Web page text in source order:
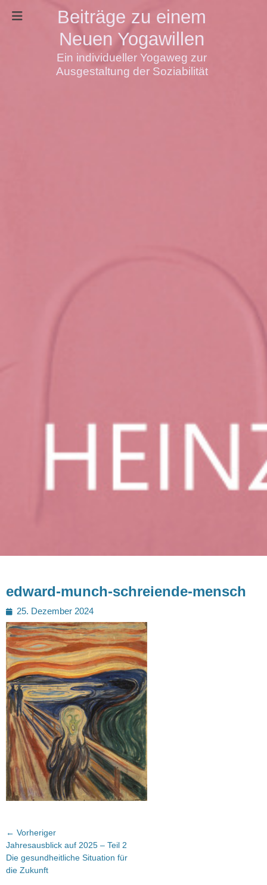
Beiträge zu einem
Neuen Yogawillen
Ein individueller Yogaweg zur
Ausgestaltung der Soziabilität
edward-munch-schreiende-mensch
Posted
on
25. Dezember 2024
Beitragsnavigation
← Vorheriger
Vorheriger
Beitrag:
Jahresausblick auf 2025 – Teil 2
Die gesundheitliche Situation für
die Zukunft